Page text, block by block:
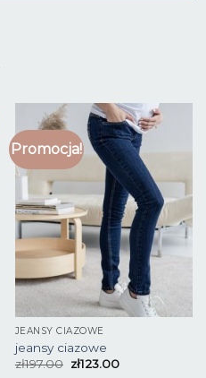
Promocja!
JEANSY CIAZOWE
jeansy ciazowe
zł197.00 zł123.00